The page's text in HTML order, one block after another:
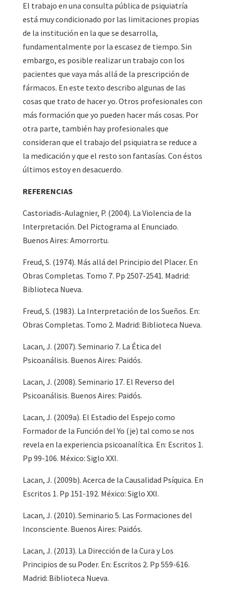
El trabajo en una consulta pública de psiquiatría
está muy condicionado por las limitaciones propias
de la institución en la que se desarrolla,
fundamentalmente por la escasez de tiempo. Sin
embargo, es posible realizar un trabajo con los
pacientes que vaya más allá de la prescripción de
fármacos. En este texto describo algunas de las
cosas que trato de hacer yo. Otros profesionales con
más formación que yo pueden hacer más cosas. Por
otra parte, también hay profesionales que
consideran que el trabajo del psiquiatra se reduce a
la medicación y que el resto son fantasías. Con éstos
últimos estoy en desacuerdo.
REFERENCIAS
Castoriadis-Aulagnier, P. (2004). La Violencia de la
Interpretación. Del Pictograma al Enunciado.
Buenos Aires: Amorrortu.
Freud, S. (1974). Más allá del Principio del Placer. En
Obras Completas. Tomo 7. Pp 2507-2541. Madrid:
Biblioteca Nueva.
Freud, S. (1983). La Interpretación de los Sueños. En:
Obras Completas. Tomo 2. Madrid: Biblioteca Nueva.
Lacan, J. (2007). Seminario 7. La Ética del
Psicoanálisis. Buenos Aires: Paidós.
Lacan, J. (2008). Seminario 17. El Reverso del
Psicoanálisis. Buenos Aires: Paidós.
Lacan, J. (2009a). El Estadio del Espejo como
Formador de la Función del Yo (je) tal como se nos
revela en la experiencia psicoanalítica. En: Escritos 1.
Pp 99-106. México: Siglo XXI.
Lacan, J. (2009b). Acerca de la Causalidad Psíquica. En
Escritos 1. Pp 151-192. México: Siglo XXI.
Lacan, J. (2010). Seminario 5. Las Formaciones del
Inconsciente. Buenos Aires: Paidós.
Lacan, J. (2013). La Dirección de la Cura y Los
Principios de su Poder. En: Escritos 2. Pp 559-616.
Madrid: Biblioteca Nueva.